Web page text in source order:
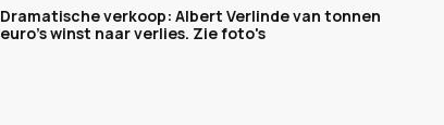
Dramatische verkoop: Albert Verlinde van tonnen
euro's winst naar verlies. Zie foto's